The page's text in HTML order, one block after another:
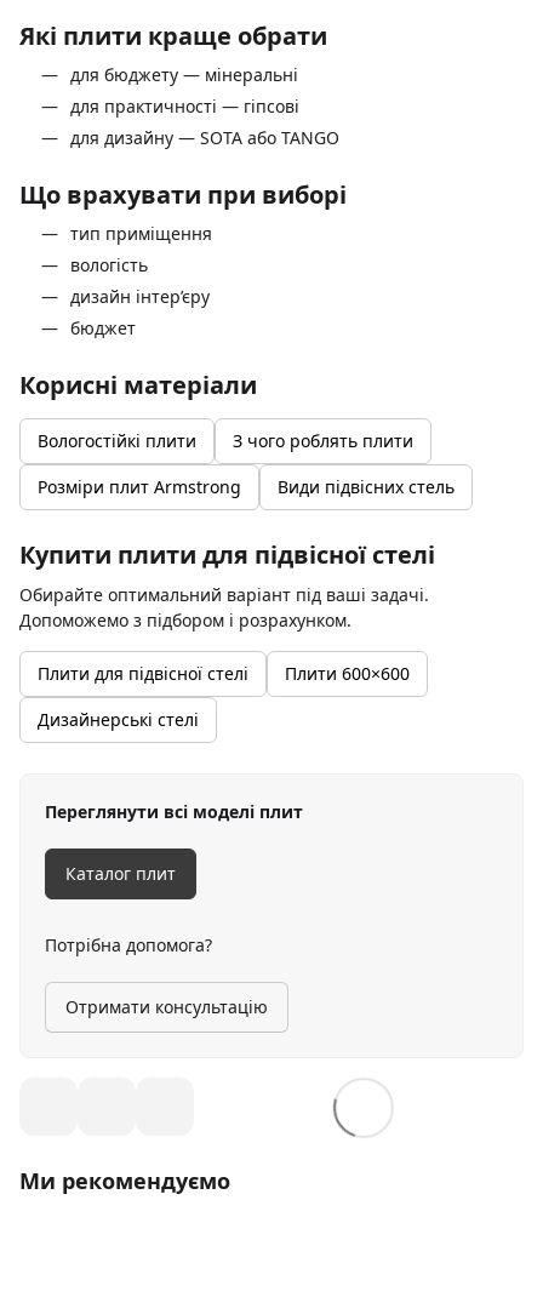
Які плити краще обрати
для бюджету — мінеральні
для практичності — гіпсові
для дизайну — SOTA або TANGO
Що врахувати при виборі
тип приміщення
вологість
дизайн інтер’єру
бюджет
Корисні матеріали
Вологостійкі плити
З чого роблять плити
Розміри плит Armstrong
Види підвісних стель
Купити плити для підвісної стелі
Обирайте оптимальний варіант під ваші задачі.
Допоможемо з підбором і розрахунком.
Плити для підвісної стелі
Плити 600×600
Дизайнерські стелі
Переглянути всі моделі плит
Каталог плит
Потрібна допомога?
Отримати консультацію
Ми рекомендуємо